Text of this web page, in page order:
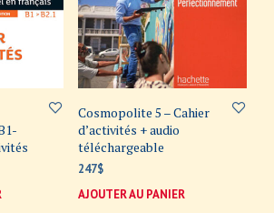
Cosmopolite 5 – Cahier
d’activités + audio
téléchargeable
247$
AJOUTER AU PANIER